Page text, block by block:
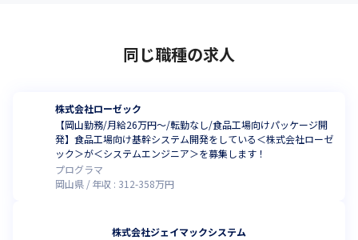
同じ職種の求人
株式会社ローゼック
【岡山勤務/月給26万円～/転勤なし/食品工場向けパッケージ開
発】食品工場向け基幹システム開発をしている＜株式会社ローゼ
ック＞が＜システムエンジニア＞を募集します！
プログラマ
岡山県
年収 : 312-358万円
株式会社ジェイマックシステム